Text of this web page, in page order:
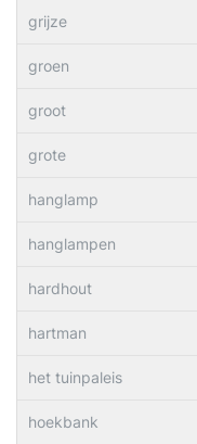
grijze
groen
groot
grote
hanglamp
hanglampen
hardhout
hartman
het tuinpaleis
hoekbank